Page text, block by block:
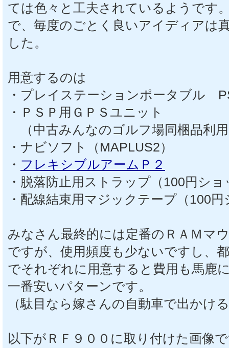
ては色々と工夫されているようです
で、毎度のごとく良いアイディアは
した。
用意するのは
・プレイステーションポータブル
・ＰＳＰ用ＧＰＳユニット
（中古みんなのゴルフ場同梱品利
・ナビソフト（MAPLUS2）
・ フレキシブルアームＰ２
・脱落防止用ストラップ（100円シ
・配線結束用マジックテープ（100
みなさん最終的には定番のＲＡＭマ
ですが、使用頻度も少ないですし、
でそれぞれに用意すると費用も馬鹿
一番安いパターンです。
（駄目なら嫁さんの自動車で出かけ
以下がＲＦ９００に取り付けた画像